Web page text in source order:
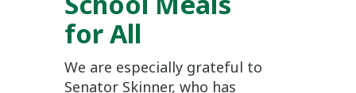
for All
We are especially grateful to
Senator Skinner, who has